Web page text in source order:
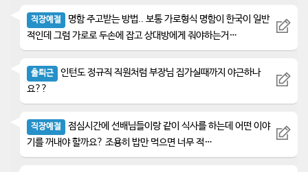
직장예절
명함 주고받는 방법.. 보통 가로형식 명함이 한국이 일반
적인데 그럼 가로로 두손에 잡고 상대방에게 줘야하는거…
출퇴근
인턴도 정규직 직원처럼 부장님 집가실때까지 야근하나
요??
직장예절
점심시간에 선배님들이랑 같이 식사를 하는데 어떤 이야
기를 꺼내야 할까요? 조용히 밥만 먹으면 너무 적…